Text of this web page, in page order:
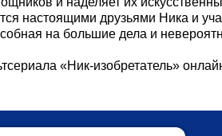
настоящими друзьями Ника и
на большие дела и
«Ник-изобретатель»